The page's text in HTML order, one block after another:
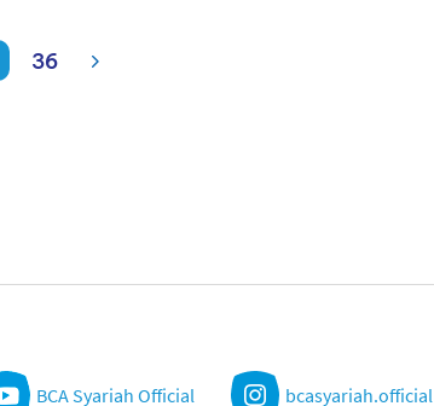
36
BCA Syariah Official bcasyariah.official